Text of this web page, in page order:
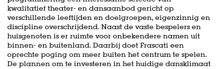
kwalitatief theater- en dansaanbod gericht op
verschillende leeftijden en doelgroepen, eigenzinnig en
discipline overschrijdend. Naast de vaste bespelers en
huisgenoten is er ruimte voor onbekendere namen uit
binnen- en buitenland. Daarbij doet Frascati een
oprechte poging om meer buiten het centrum te spelen.
De plannen om te investeren in het huidige dansklimaat